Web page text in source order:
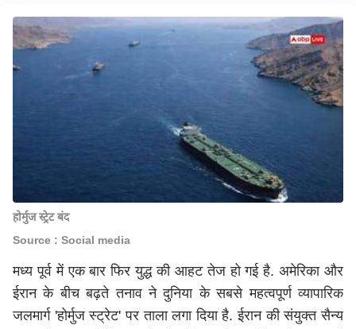
होर्मुज स्ट्रेट बंद
Source : Social media
मध्य पूर्व में एक बार फिर युद्ध की आहट तेज हो गई है. अमेरिका और
ईरान के बीच बढ़ते तनाव ने दुनिया के सबसे महत्वपूर्ण व्यापारिक
जलमार्ग 'होर्मुज स्ट्रेट' पर ताला लगा दिया है. ईरान की संयुक्त सैन्य